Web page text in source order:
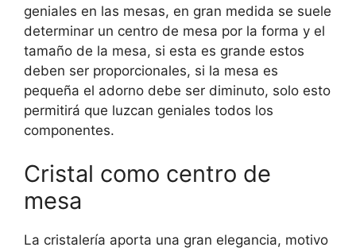
geniales en las mesas, en gran medida se suele
determinar un centro de mesa por la forma y el
tamaño de la mesa, si esta es grande estos
deben ser proporcionales, si la mesa es
pequeña el adorno debe ser diminuto, solo esto
permitirá que luzcan geniales todos los
componentes.
Cristal como centro de
mesa
La cristalería aporta una gran elegancia, motivo